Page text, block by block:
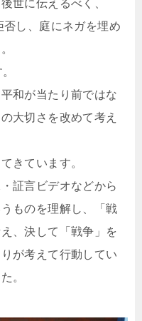
世に伝えるべく、
し、庭にネガを埋め
和が当たり前ではな
大切さを改めて考え
きています。
証言ビデオなどから
ものを理解し、「戦
、決して「戦争」を
が考えて行動してい
。